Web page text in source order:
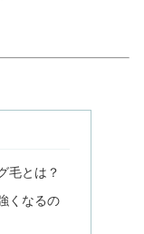
毛とは？
くなるの